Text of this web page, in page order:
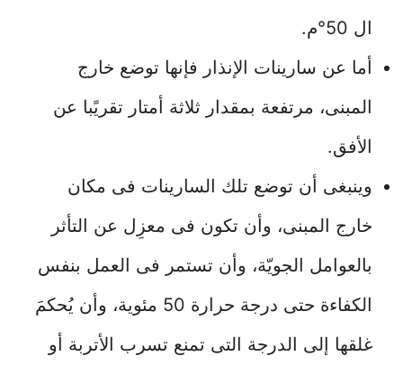
ال 50°م.
أما عن سارينات الإنذار فإنها توضع خارج
المبنى، مرتفعة بمقدار ثلاثة أمتار تقريًبا عن
الأفق.
وينبغى أن توضع تلك السارينات فى مكان
خارج المبنى، وأن تكون فى معزِل عن التأثر
بالعوامل الجويّة، وأن تستمر فى العمل بنفس
الكفاءة حتى درجة حرارة 50 مئوية، وأن يُحكمَ
غلقها إلى الدرجة التى تمنع تسرب الأتربة أو